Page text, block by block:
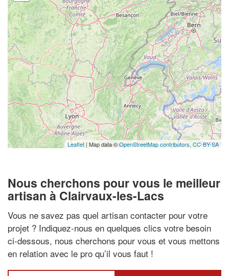
Leaflet | Map data ©OpenStreetMap contributors, CC-BY-SA
Nous cherchons pour vous le meilleur
artisan à Clairvaux-les-Lacs
Vous ne savez pas quel artisan contacter pour votre
projet ? Indiquez-nous en quelques clics votre besoin
ci-dessous, nous cherchons pour vous et vous mettons
en relation avec le pro qu’il vous faut !